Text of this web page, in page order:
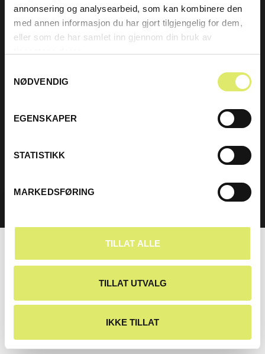
annonsering og analysearbeid, som kan kombinere den
med annen informasjon du har gjort tilgjengelig for dem,
eller som de har samlet inn gjennom din bruk av
NØDVENDIG
EGENSKAPER
STATISTIKK
MARKEDSFØRING
TILLAT ALLE
TILLAT UTVALG
IKKE TILLAT
Felgreprasjoner
Navigasjon
Kontakt oss
Følg oss
GetOnNet AS